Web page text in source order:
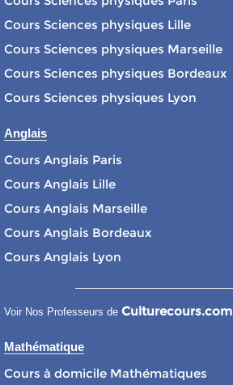
Cours Sciences physiques Lille
Cours Sciences physiques Marseille
Cours Sciences physiques Bordeaux
Cours Sciences physiques Lyon
Anglais
Cours Anglais Paris
Cours Anglais Lille
Cours Anglais Marseille
Cours Anglais Bordeaux
Cours Anglais Lyon
Voir Nos Professeurs de Culturecours.com
Mathématique
Cours à domicile Mathématiques